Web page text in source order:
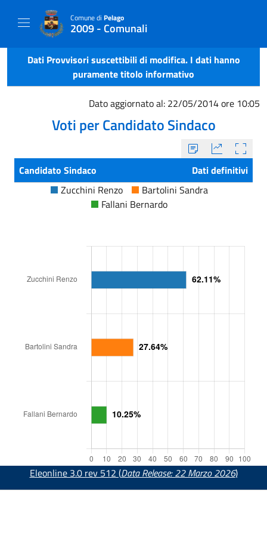
Comune di Pelago
2009 - Comunali
Dati Provvisori suscettibili di modifica. I dati hanno
puramente titolo informativo
Dato aggiornato al: 22/05/2014 ore 10:05
Voti per Candidato Sindaco
Candidato Sindaco
Dati definitivi
Zucchini Renzo
Bartolini Sandra
Fallani Bernardo
Eleonline 3.0 rev 512 (Data Release: 22 Marzo 2026)